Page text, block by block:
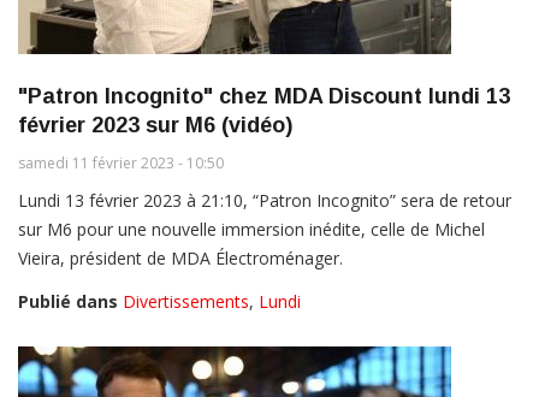
"Patron Incognito" chez MDA Discount lundi 13
février 2023 sur M6 (vidéo)
samedi 11 février 2023 - 10:50
Lundi 13 février 2023 à 21:10, “Patron Incognito” sera de retour
sur M6 pour une nouvelle immersion inédite, celle de Michel
Vieira, président de MDA Électroménager.
Publié dans Divertissements, Lundi